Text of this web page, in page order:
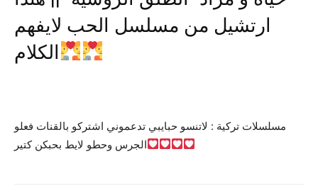
ارتشيل من مسلسل الحب لايفهم
الكلام
مسلسلات تركية : لاتنسو حبايبي تدعموني اشتركو بالقنات فعلو
الجرس وحطو لايط بحبكن كتير